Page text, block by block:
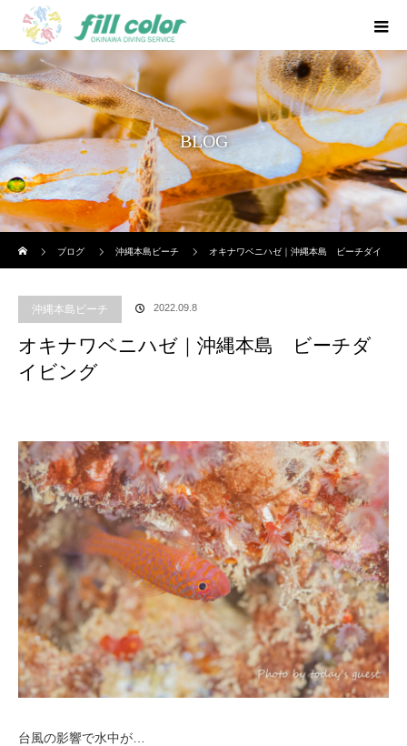
BLOG
ブログ
沖縄本島ビーチ オキナワベニハゼ｜沖縄本島 ビーチダイ
沖縄本島ビーチ 2022.09.8
オキナワベニハゼ｜沖縄本島 ビーチダ
イビング
台風の影響で水中が…